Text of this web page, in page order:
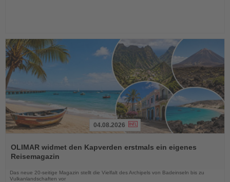
Sie
die
Nachrichten
04.08.2026
OLIMAR widmet den Kapverden erstmals ein eigenes
Reisemagazin
Das neue 20-seitige Magazin stellt die Vielfalt des Archipels von Badeinseln bis zu
Vulkanlandschaften vor